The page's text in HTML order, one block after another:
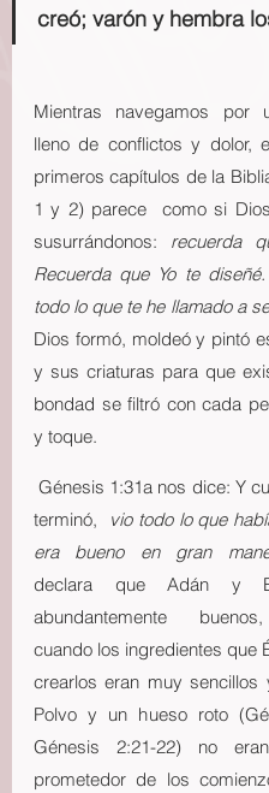
creó; varón y hembra
Mientras navegamos por
lleno de conflictos y dolor,
primeros capítulos de la
1 y 2) parece  como si
susurrándonos: recuerda
Recuerda que Yo te
todo lo que te he llamado a
Dios formó, moldeó y pintó
y sus criaturas para que
bondad se filtró con cada
y toque.
Génesis 1:31a nos dice: Y cuando Dios
terminó,
vio todo lo que
era bueno en gran
declara que Adán y
abundantemente
cuando los ingredientes que
crearlos eran muy sencillos
Polvo y un hueso roto
Génesis 2:21-22) no
prometedor de los